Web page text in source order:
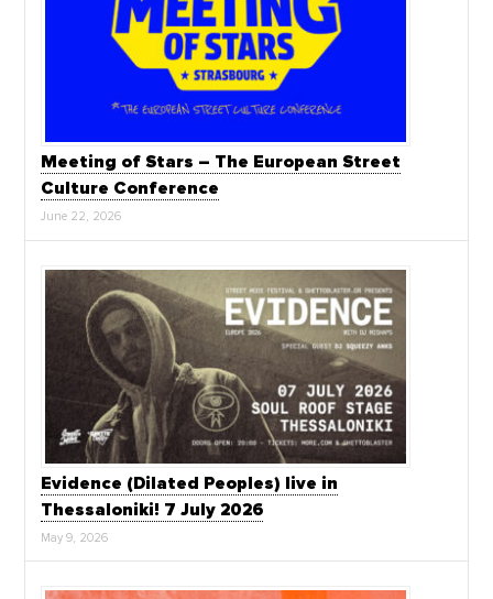
Meeting of Stars – The European Street
Culture Conference
June 22, 2026
Evidence (Dilated Peoples) live in
Thessaloniki! 7 July 2026
May 9, 2026